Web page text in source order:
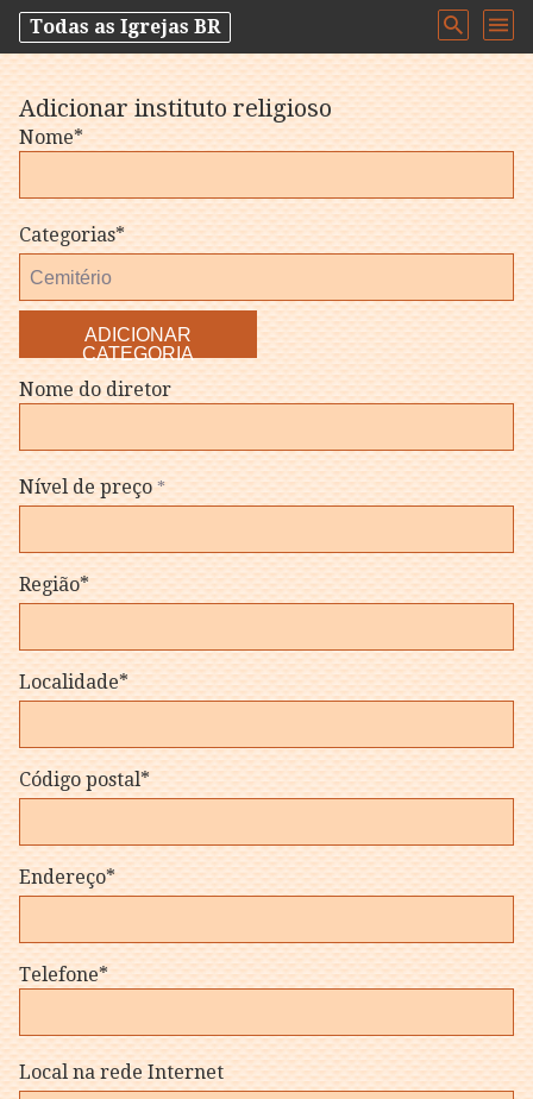
Todas as Igrejas BR
Adicionar instituto religioso
Nome*
Categorias*
ADICIONAR
CATEGORIA
Nome do diretor
Nível de preço*
Região*
Localidade*
Código postal*
Endereço*
Telefone*
Local na rede Internet